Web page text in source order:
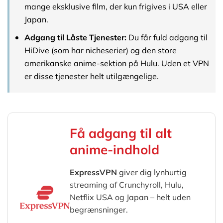
mange eksklusive film, der kun frigives i USA eller
Japan.
Adgang til Låste Tjenester: Du får fuld adgang til
HiDive (som har nicheserier) og den store
amerikanske anime-sektion på Hulu. Uden et VPN
er disse tjenester helt utilgængelige.
Få adgang til alt
anime-indhold
ExpressVPN giver dig lynhurtig
streaming af Crunchyroll, Hulu,
Netflix USA og Japan – helt uden
begrænsninger.